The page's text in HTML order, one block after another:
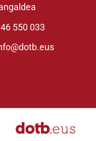
550 033